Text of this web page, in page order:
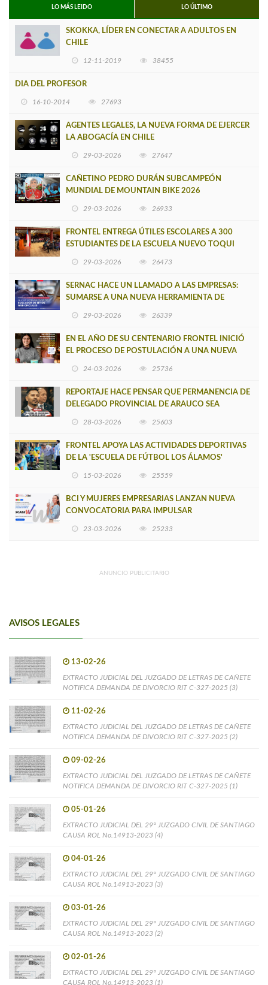
LO MÁS LEIDO LO ÚLTIMO
SKOKKA, LÍDER EN CONECTAR A ADULTOS EN
CHILE
12-11-2019 38455
DIA DEL PROFESOR
16-10-2014 27693
AGENTES LEGALES, LA NUEVA FORMA DE EJERCER
LA ABOGACÍA EN CHILE
29-03-2026 27647
CAÑETINO PEDRO DURÁN SUBCAMPEÓN
MUNDIAL DE MOUNTAIN BIKE 2026
29-03-2026 26933
FRONTEL ENTREGA ÚTILES ESCOLARES A 300
ESTUDIANTES DE LA ESCUELA NUEVO TOQUI
29-03-2026 26473
SERNAC HACE UN LLAMADO A LAS EMPRESAS:
SUMARSE A UNA NUEVA HERRAMIENTA DE
29-03-2026 26339
EN EL AÑO DE SU CENTENARIO FRONTEL INICIÓ
EL PROCESO DE POSTULACIÓN A UNA NUEVA
24-03-2026 25736
REPORTAJE HACE PENSAR QUE PERMANENCIA DE
DELEGADO PROVINCIAL DE ARAUCO SEA
28-03-2026 25603
FRONTEL APOYA LAS ACTIVIDADES DEPORTIVAS
DE LA 'ESCUELA DE FÚTBOL LOS ÁLAMOS'
15-03-2026 25559
BCI Y MUJERES EMPRESARIAS LANZAN NUEVA
CONVOCATORIA PARA IMPULSAR
23-03-2026 25233
ANUNCIO PUBLICITARIO
AVISOS LEGALES
13-02-26
EXTRACTO JUDICIAL DEL JUZGADO DE LETRAS DE CAÑETE
NOTIFICA DEMANDA DE DIVORCIO RIT C-327-2025 (3)
11-02-26
EXTRACTO JUDICIAL DEL JUZGADO DE LETRAS DE CAÑETE
NOTIFICA DEMANDA DE DIVORCIO RIT C-327-2025 (2)
09-02-26
EXTRACTO JUDICIAL DEL JUZGADO DE LETRAS DE CAÑETE
NOTIFICA DEMANDA DE DIVORCIO RIT C-327-2025 (1)
05-01-26
EXTRACTO JUDICIAL DEL 29° JUZGADO CIVIL DE SANTIAGO
CAUSA ROL No.14913-2023 (4)
04-01-26
EXTRACTO JUDICIAL DEL 29° JUZGADO CIVIL DE SANTIAGO
CAUSA ROL No.14913-2023 (3)
03-01-26
EXTRACTO JUDICIAL DEL 29° JUZGADO CIVIL DE SANTIAGO
CAUSA ROL No.14913-2023 (2)
02-01-26
EXTRACTO JUDICIAL DEL 29° JUZGADO CIVIL DE SANTIAGO
CAUSA ROL No.14913-2023 (1)